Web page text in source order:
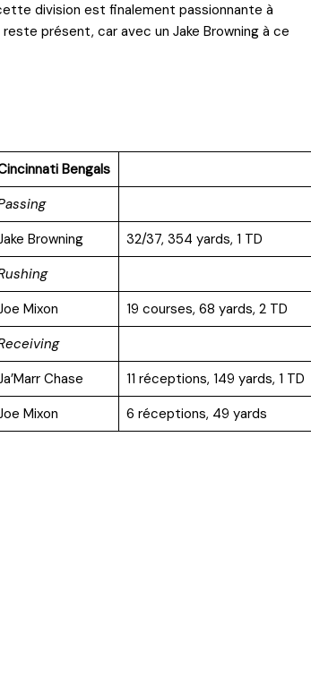
division est finalement passionnante à
présent, car avec un Jake Browning à ce
Bengals
Browning
32/37, 354 yards, 1 TD
Mixon
19 courses, 68 yards, 2 TD
Chase
11 réceptions, 149 yards, 1 TD
Mixon 6 réceptions, 49 yards